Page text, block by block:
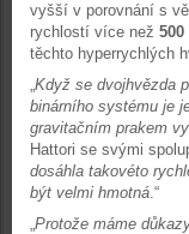
vyšší v porovnání s
rychlostí více než
těchto hyperrychlých
„Když se dvojhvězda
binárního systému je
gravitačním prakem
Hattori se svými
dosáhla takovéto
být velmi hmotná.“
„Protože máme